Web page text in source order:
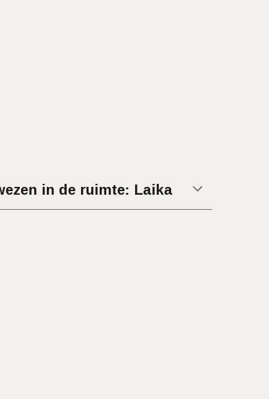
in de ruimte: Laika